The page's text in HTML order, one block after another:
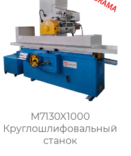
M7130X1000
Круглошлифовальный
станок